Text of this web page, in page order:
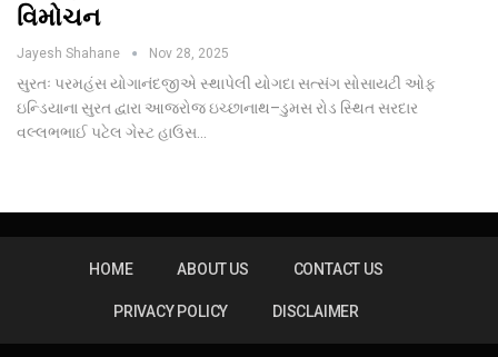
વિમોચન
Jayesh Shahane Nov 28, 2025
સુરતઃ પરમહંસ યોગાનંદજીએ સ્થાપેલી યોગદા સત્સંગ સોસાયટી ઓફ
ઇન્ડિયાના સુરત દ્વારા આજરોજ ઇચ્છાનાથ–ડુમસ રોડ સ્થિત સરદાર
વલ્લભભાઈ પટેલ ગેસ્ટ હાઉસ…
HOME ABOUT US CONTACT US
PRIVACY POLICY DISCLAIMER